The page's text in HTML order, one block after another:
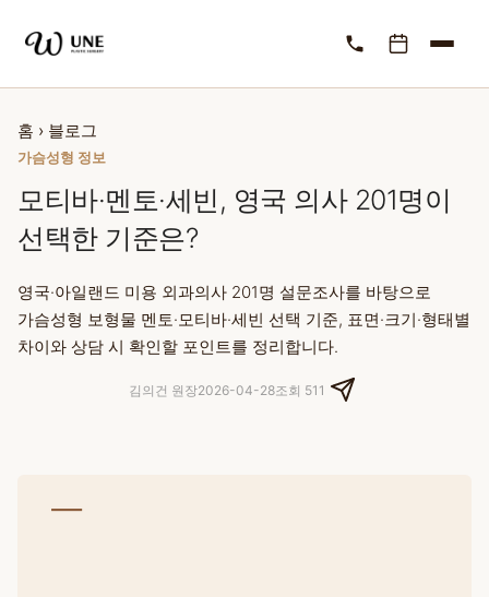
홈 › 블로그
가슴성형 정보
모티바·멘토·세빈, 영국 의사 201명이
선택한 기준은?
영국·아일랜드 미용 외과의사 201명 설문조사를 바탕으로
가슴성형 보형물 멘토·모티바·세빈 선택 기준, 표면·크기·형태별
차이와 상담 시 확인할 포인트를 정리합니다.
김의건 원장2026-04-28조회 511